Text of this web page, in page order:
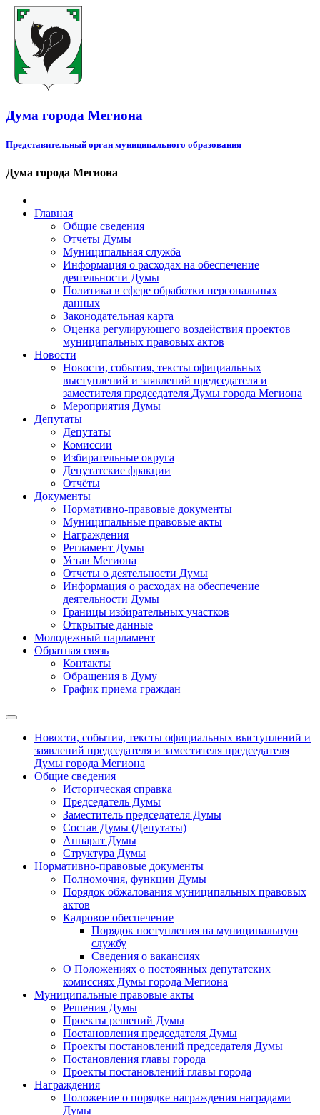
Дума города Мегиона
Представительный орган муниципального образования
Дума города Мегиона
Главная
Общие сведения
Отчеты Думы
Муниципальная служба
Информация о расходах на обеспечение
деятельности Думы
Политика в сфере обработки персональных
данных
Законодательная карта
Оценка регулирующего воздействия проектов
муниципальных правовых актов
Новости
Новости, события, тексты официальных
выступлений и заявлений председателя и
заместителя председателя Думы города Мегиона
Мероприятия Думы
Депутаты
Депутаты
Комиссии
Избирательные округа
Депутатские фракции
Отчёты
Документы
Нормативно-правовые документы
Муниципальные правовые акты
Награждения
Регламент Думы
Устав Мегиона
Отчеты о деятельности Думы
Информация о расходах на обеспечение
деятельности Думы
Границы избирательных участков
Открытые данные
Молодежный парламент
Обратная связь
Контакты
Обращения в Думу
График приема граждан
Новости, события, тексты официальных выступлений и
заявлений председателя и заместителя председателя
Думы города Мегиона
Общие сведения
Историческая справка
Председатель Думы
Заместитель председателя Думы
Состав Думы (Депутаты)
Аппарат Думы
Структура Думы
Нормативно-правовые документы
Полномочия, функции Думы
Порядок обжалования муниципальных правовых
актов
Кадровое обеспечение
Порядок поступления на муниципальную
службу
Сведения о вакансиях
О Положениях о постоянных депутатских
комиссиях Думы города Мегиона
Муниципальные правовые акты
Решения Думы
Проекты решений Думы
Постановления председателя Думы
Проекты постановлений председателя Думы
Постановления главы города
Проекты постановлений главы города
Награждения
Положение о порядке награждения наградами
Думы